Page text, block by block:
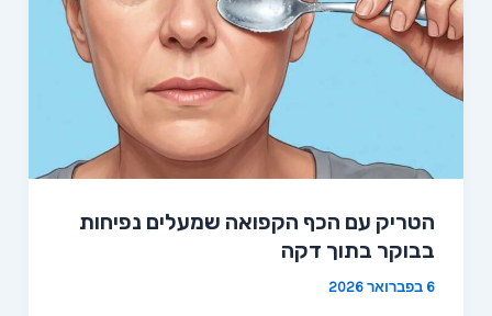
הטריק עם הכף הקפואה שמעלים נפיחות
בבוקר בתוך דקה
6 בפברואר 2026